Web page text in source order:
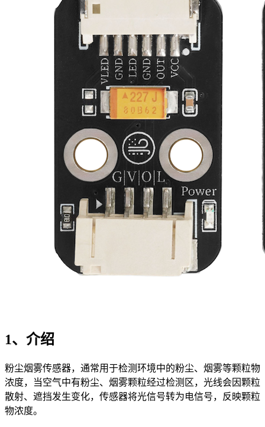
1、介绍
粉尘烟雾传感器，通常用于检测环境中的粉尘、烟雾等颗粒物
浓度，当空气中有粉尘、烟雾颗粒经过检测区，光线会因颗粒
散射、遮挡发生变化，传感器将光信号转为电信号，反映颗粒
物浓度。